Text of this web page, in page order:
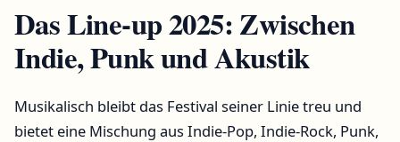
Das Line-up 2025: Zwischen
Indie, Punk und Akustik
Musikalisch bleibt das Festival seiner Linie treu und
bietet eine Mischung aus Indie-Pop, Indie-Rock, Punk,